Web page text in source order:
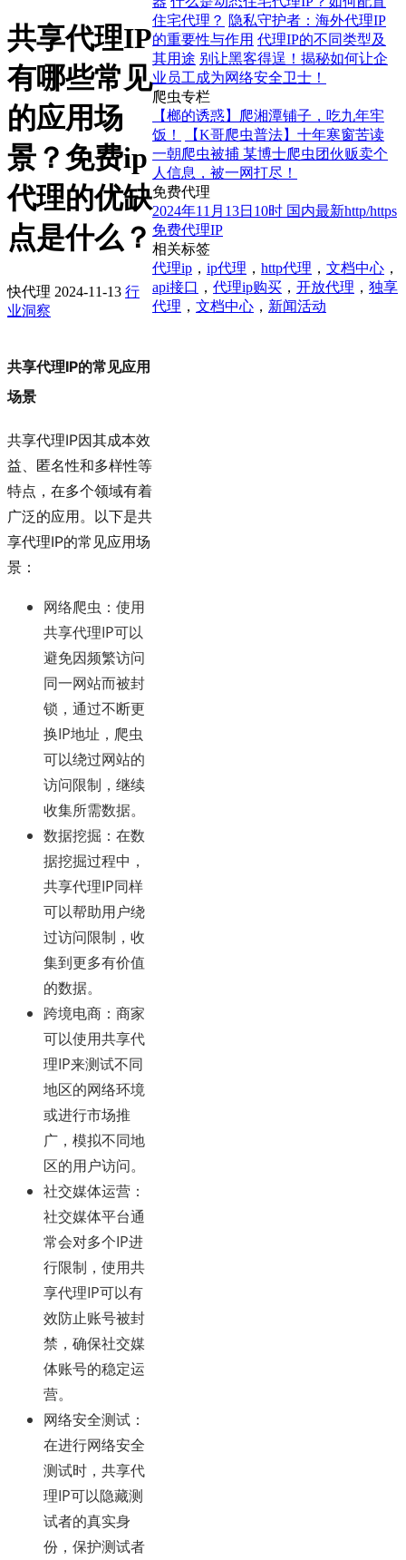
共享代理IP
有哪些常见
的应用场
景？免费ip
代理的优缺
点是什么？
快代理 2024-11-13 行
业洞察
共享代理IP的常见应用
场景
共享代理IP因其成本效
益、匿名性和多样性等
特点，在多个领域有着
广泛的应用。以下是共
享代理IP的常见应用场
景：
网络爬虫 ：使用
共享代理IP可以
避免因频繁访问
同一网站而被封
锁，通过不断更
换IP地址，爬虫
可以绕过网站的
访问限制，继续
收集所需数据。
数据挖掘 ：在数
据挖掘过程中，
共享代理IP同样
可以帮助用户绕
过访问限制，收
集到更多有价值
的数据。
跨境电商 ：商家
可以使用共享代
理IP来测试不同
地区的网络环境
或进行市场推
广，模拟不同地
区的用户访问。
社交媒体运营 ：
社交媒体平台通
常会对多个IP进
行限制，使用共
享代理IP可以有
效防止账号被封
禁，确保社交媒
体账号的稳定运
营。
网络安全测试 ：
在进行网络安全
测试时，共享代
理IP可以隐藏测
试者的真实身
份，保护测试者
住宅代理？ 隐私守护者：海外代理IP
的重要性与作用 代理IP的不同类型及
其用途 别让黑客得逞！揭秘如何让企
业员工成为网络安全卫士！
爬虫专栏
【榔的诱惑】爬湘潭铺子，吃九年牢
饭！
【K哥爬虫普法】十年寒窗苦读
一朝爬虫被捕 某博士爬虫团伙贩卖个
人信息，被一网打尽！
免费代理
2024年11月13日10时 国内最新http/https
免费代理IP
相关标签
代理ip ， ip代理 ， http代理 ， 文档中心 ，
api接口 ， 代理ip购买 ， 开放代理 ， 独享
代理 ， 文档中心 ， 新闻活动